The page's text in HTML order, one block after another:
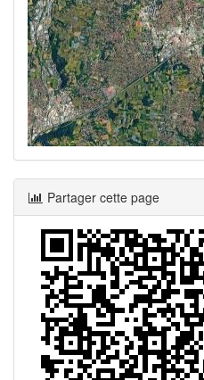
Partager cette page